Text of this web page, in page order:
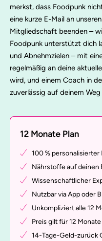
merkst, dass Foodpunk
eine kurze E-Mail an
Mitgliedschaft beenden –
Foodpunk unterstützt dich
und Abnehmzielen – mit
regelmäßig an deine
wird, und einem Coach in
zuverlässig auf deinem
12 Monate Plan
100 % personalisierter
Nährstoffe auf deinen
Wissenschaftlicher
Nutzbar via App oder
Unkompliziert alle 12
Preis gilt für 12
14-Tage-Geld-zurück